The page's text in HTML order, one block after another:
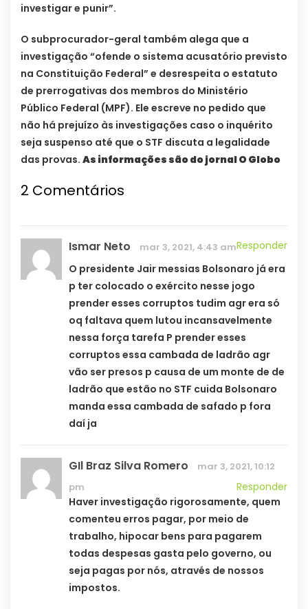
investigar e punir”.
O subprocurador-geral também alega que a
investigação “ofende o sistema acusatório previsto
na Constituição Federal” e desrespeita o estatuto
de prerrogativas dos membros do Ministério
Público Federal (MPF). Ele escreve no pedido que
não há prejuízo às investigações caso o inquérito
seja suspenso até que o STF discuta a legalidade
das provas. As informações são do jornal O Globo
2 Comentários
Ismar Neto mar 3, 2021, 4:43 amResponder
O presidente Jair messias Bolsonaro já era
p ter colocado o exército nesse jogo
prender esses corruptos tudim agr era só
oq faltava quem lutou incansavelmente
nessa força tarefa P prender esses
corruptos essa cambada de ladrão agr
vão ser presos p causa de um monte de de
ladrão que estão no STF cuida Bolsonaro
manda essa cambada de safado p fora
daí ja
GIl Braz Silva Romero
mar 3, 2021, 10:12
pm
Responder
Haver investigação rigorosamente, quem
comenteu erros pagar, por meio de
trabalho, hipocar bens para pagarem
todas despesas gasta pelo governo, ou
seja pagas por nós, através de nossos
impostos.